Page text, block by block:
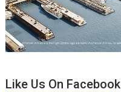
Like Us On Facebook